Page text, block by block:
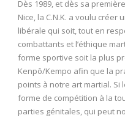
Dès 1989, et dès sa
Nice, la C.N.K. a voulu
libérale qui soit, tout en
combattants et l’éthique
forme sportive soit la plus
Kenpô/Kempo afin que la
points à notre art martial. Si
forme de compétition à la
parties génitales, qui peut